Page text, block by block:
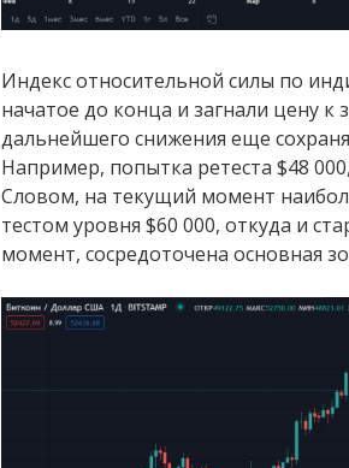
Индекс относительной силы по
начатое до конца и загнали цену
дальнейшего снижения еще
Например, попытка ретеста $48
Словом, на текущий момент
тестом уровня $60 000, откуда и
момент, сосредоточена основная